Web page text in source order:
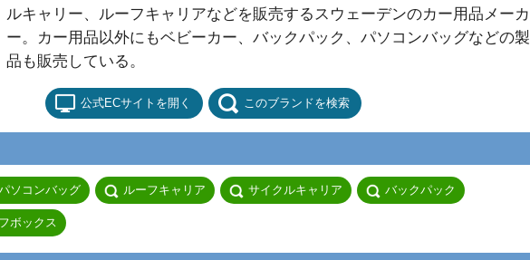
ルキャリー、ルーフキャリアなどを販売するスウェーデンのカー用品メーカ
ー。カー用品以外にもベビーカー、バックパック、パソコンバッグなどの製
品も販売している。
公式ECサイトを開く このブランドを検索
ソコンバッグ ルーフキャリア サイクルキャリア バックパック
ボックス